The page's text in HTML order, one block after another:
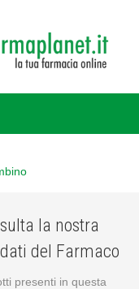
la nostra
del Farmaco
presenti in questa